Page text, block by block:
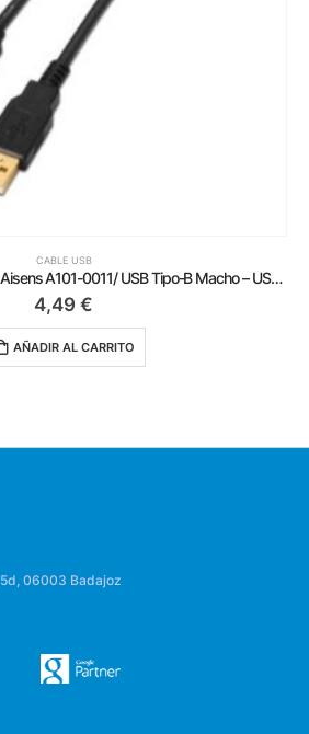
CABLE USB
Cable USB 2.0 Impresora Aisens A101-0011/ USB Tipo-B Macho – USB Macho/ Hasta 2.5W/ 60Mbps/ 5m/ Negro
4,49 €
AÑADIR AL CARRITO
06003 Badajoz